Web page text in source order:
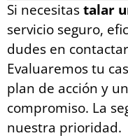
Si necesitastalar
servicio seguro,
dudes en
Evaluaremos tu
plan de acción y
compromiso. La
nuestra prioridad.